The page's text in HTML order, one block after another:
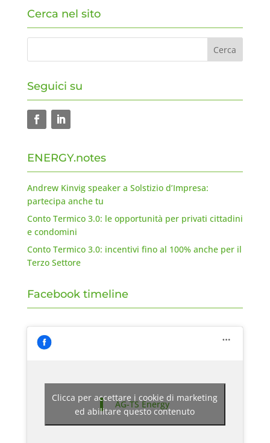
Cerca nel sito
Seguici su
ENERGY.notes
Andrew Kinvig speaker a Solstizio d’Impresa:
partecipa anche tu
Conto Termico 3.0: le opportunità per privati cittadini
e condomini
Conto Termico 3.0: incentivi fino al 100% anche per il
Terzo Settore
Facebook timeline
AG-TS Energy
Clicca per accettare i cookie di marketing
ed abilitare questo contenuto